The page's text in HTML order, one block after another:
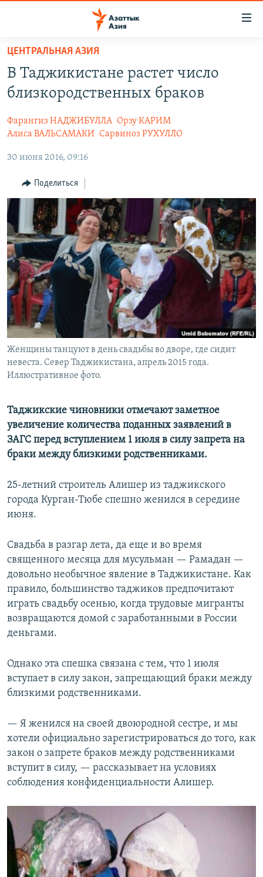
Вернуться
основному
содержанию
главной
УЗБЕКИСТАН
НОВОСТИ
ВОЙНА В УКРАИНЕ
НА ДРУГИХ ЯЗЫКАХ
ЎЗБЕКЧА
ТОҶИКӢ
TÜRKMENÇE
ПОДПИШИТЕСЬ НА НАС В СОЦСЕТЯХ
Все сайты РСЕ/РС
ЦЕНТРАЛЬНАЯ АЗИЯ
В Таджикистане растет число
близкородственных браков
Фарангиз НАДЖИБУЛЛА Орзу КАРИМ
Алиса ВАЛЬСАМАКИ Сарвиноз РУХУЛЛО
30 июня 2016, 09:16
Поделиться
Женщины танцуют в день свадьбы во дворе, где сидит
невеста. Север Таджикистана, апрель 2015 года.
Иллюстративное фото.
Таджикские чиновники отмечают заметное
увеличение количества поданных заявлений в
ЗАГС перед вступлением 1 июля в силу запрета на
браки между близкими родственниками.
25-летний строитель Алишер из таджикского
города Курган-Тюбе спешно женился в середине
июня.
Свадьба в разгар лета, да еще и во время
священного месяца для мусульман — Рамадан —
довольно необычное явление в Таджикистане. Как
правило, большинство таджиков предпочитают
играть свадьбу осенью, когда трудовые мигранты
возвращаются домой с заработанными в России
деньгами.
Однако эта спешка связана с тем, что 1 июля
вступает в силу закон, запрещающий браки между
близкими родственниками.
— Я женился на своей двоюродной сестре, и мы
хотели официально зарегистрироваться до того, как
закон о запрете браков между родственниками
вступит в силу, — рассказывает на условиях
соблюдения конфиденциальности Алишер.